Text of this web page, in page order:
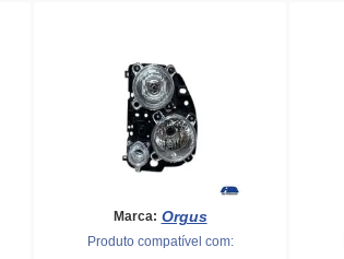
Marca: Orgus
Produto compatível com:
Farol Principal
Pesado Direito Mb
Actros 2016 a 2020
2207439